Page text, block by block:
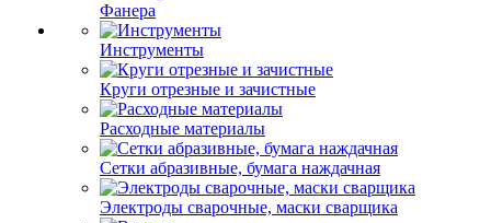
Фанера
Инструменты
Круги отрезные и зачистные
Расходные материалы
Сетки абразивные, бумага наждачная
Электроды сварочные, маски сварщика